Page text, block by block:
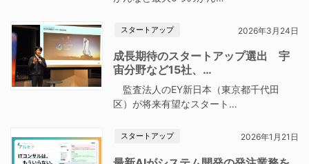
スタートアップ 2026年3月24日
成長期待のスタートアップ選出 宇
宙分野など15社、…
監査法人のEY新日本（東京都千代田
区）が将来有望なスタート…
スタートアップ 2026年1月21日